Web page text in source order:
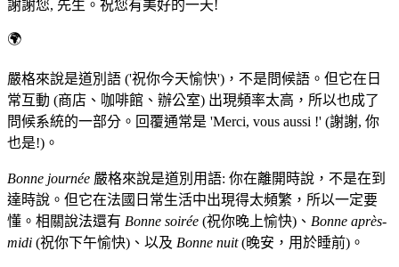
謝謝您, 先生。祝您有美好的一天!
🌍
嚴格來說是道別語 ('祝你今天愉快')，不是問候語。但它在日
常互動 (商店、咖啡館、辦公室) 出現頻率太高，所以也成了
問候系統的一部分。回覆通常是 'Merci, vous aussi !' (謝謝, 你
也是!)。
Bonne journée 嚴格來說是道別用語: 你在離開時說，不是在到
達時說。但它在法國日常生活中出現得太頻繁，所以一定要
懂。相關說法還有 Bonne soirée (祝你晚上愉快)、 Bonne après-
midi (祝你下午愉快)、以及 Bonne nuit(晚安，用於睡前)。